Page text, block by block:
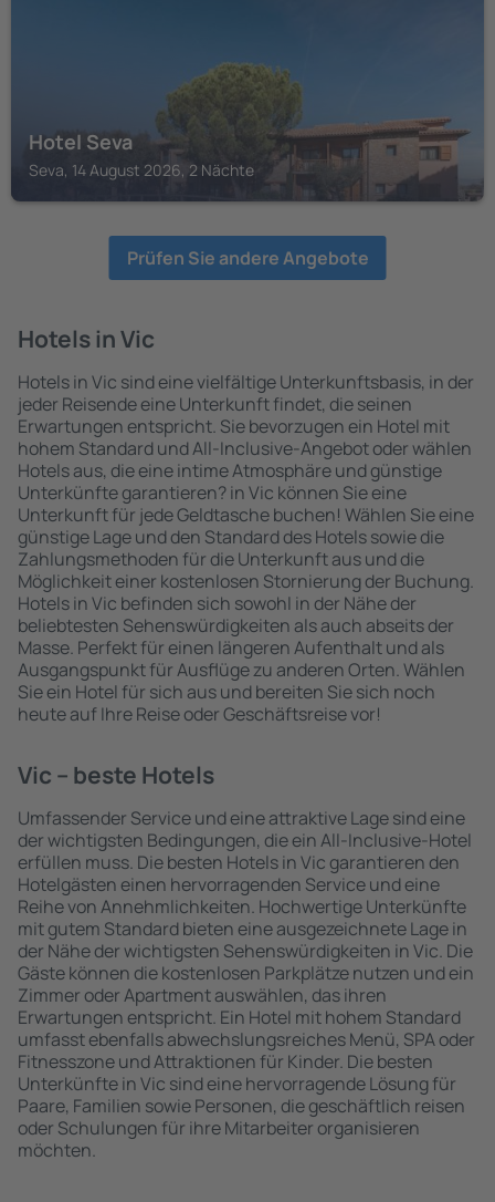
Hotel Seva
Seva, 14 August 2026, 2 Nächte
Prüfen Sie andere Angebote
Hotels in Vic
Hotels in Vic sind eine vielfältige Unterkunftsbasis, in der
jeder Reisende eine Unterkunft findet, die seinen
Erwartungen entspricht. Sie bevorzugen ein Hotel mit
hohem Standard und All-Inclusive-Angebot oder wählen
Hotels aus, die eine intime Atmosphäre und günstige
Unterkünfte garantieren? in Vic können Sie eine
Unterkunft für jede Geldtasche buchen! Wählen Sie eine
günstige Lage und den Standard des Hotels sowie die
Zahlungsmethoden für die Unterkunft aus und die
Möglichkeit einer kostenlosen Stornierung der Buchung.
Hotels in Vic befinden sich sowohl in der Nähe der
beliebtesten Sehenswürdigkeiten als auch abseits der
Masse. Perfekt für einen längeren Aufenthalt und als
Ausgangspunkt für Ausflüge zu anderen Orten. Wählen
Sie ein Hotel für sich aus und bereiten Sie sich noch
heute auf Ihre Reise oder Geschäftsreise vor!
Vic – beste Hotels
Umfassender Service und eine attraktive Lage sind eine
der wichtigsten Bedingungen, die ein All-Inclusive-Hotel
erfüllen muss. Die besten Hotels in Vic garantieren den
Hotelgästen einen hervorragenden Service und eine
Reihe von Annehmlichkeiten. Hochwertige Unterkünfte
mit gutem Standard bieten eine ausgezeichnete Lage in
der Nähe der wichtigsten Sehenswürdigkeiten in Vic. Die
Gäste können die kostenlosen Parkplätze nutzen und ein
Zimmer oder Apartment auswählen, das ihren
Erwartungen entspricht. Ein Hotel mit hohem Standard
umfasst ebenfalls abwechslungsreiches Menü, SPA oder
Fitnesszone und Attraktionen für Kinder. Die besten
Unterkünfte in Vic sind eine hervorragende Lösung für
Paare, Familien sowie Personen, die geschäftlich reisen
oder Schulungen für ihre Mitarbeiter organisieren
möchten.